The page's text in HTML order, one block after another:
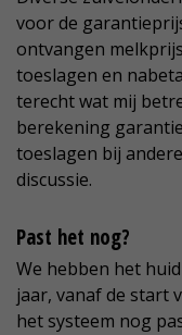
voor de
ontvangen
toeslagen en
terecht wat mij
berekening
toeslagen bij
discussie.
Past het nog?
We hebben het
jaar, vanaf de start
het systeem nog